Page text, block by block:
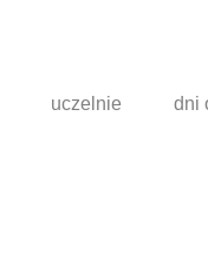
uczelnie dni